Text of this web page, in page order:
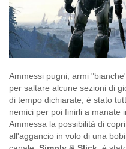
Ammessi pugni, armi
per saltare alcune sezioni di
di tempo dichiarate, è stato
nemici per poi finirli a manate
Ammessa la possibilità di
all'aggancio in volo di una